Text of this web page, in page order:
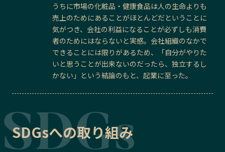
うちに市場の化粧品・健康食品は人の生命よりも
売上のためにあることがほとんどだということに
気がつき、会社の利益になることが必ずしも消費
者のためにはならないと実感。会社組織のなかで
できることには限りがあるため、「自分がやりた
いと思うことが出来ないのだったら、独立するし
かない」という結論のもと、起業に至った。
SDGsへの取り組み